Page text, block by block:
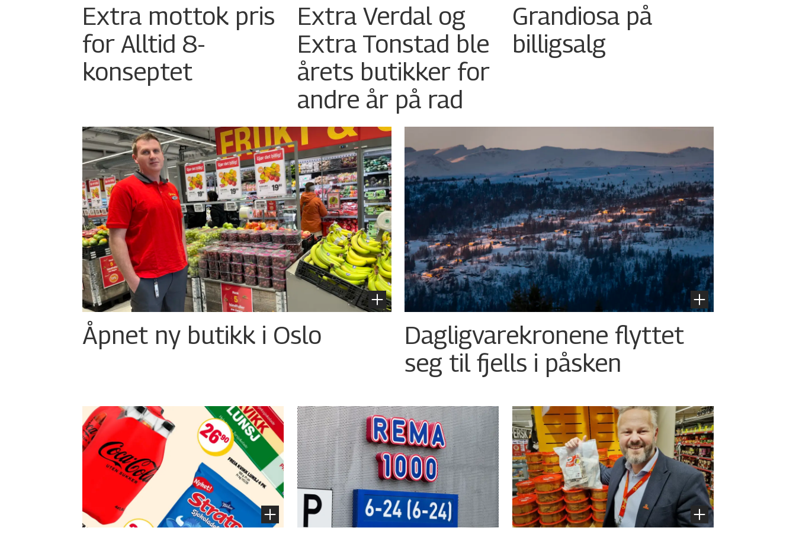
Extra mottok pris
for Alltid 8-
konseptet
Extra Verdal og
Extra Tonstad ble
årets butikker for
andre år på rad
Grandiosa på
billigsalg
Åpnet ny butikk i Oslo
Dagligvarekronene flyttet
seg til fjells i påsken